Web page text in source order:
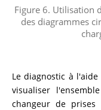
Figure 6. Utilisation
des diagrammes
Le diagnostic à
visualiser
changeur de